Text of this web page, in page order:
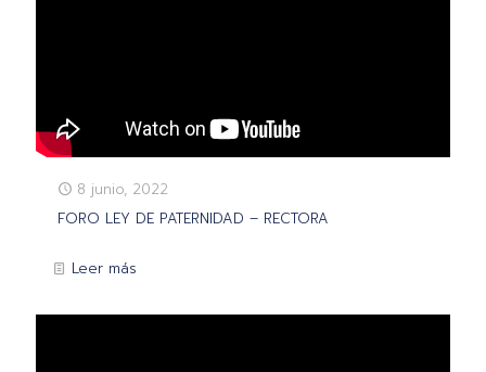
8 junio, 2022
FORO LEY DE PATERNIDAD – RECTORA
Leer más